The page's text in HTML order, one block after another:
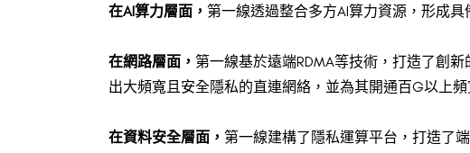
在AI算力層面， 第一線透過整合多方AI算力資源，形成具
在網路層面， 第一線基於遠端RDMA等技術，打造了創
出大頻寬且安全隱私的直連網絡，並為其開通百G以上
在資料安全層面， 第一線建構了隱私運算平台，打造了